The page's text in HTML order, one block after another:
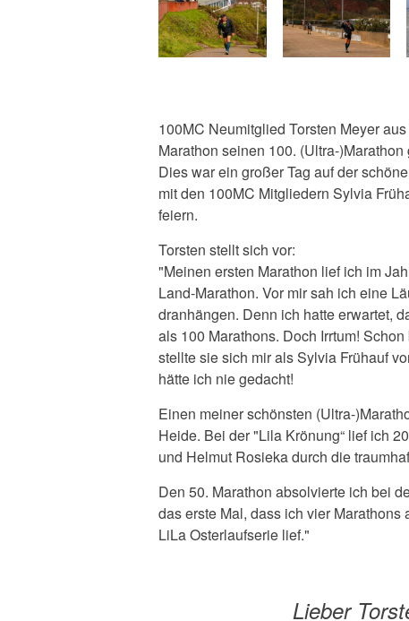
100MC Neumitglied Torsten Meyer
Marathon seinen 100. (Ultra-)Marathon
Dies war ein großer Tag auf der
mit den 100MC Mitgliedern Sylvia
feiern.
Torsten stellt sich vor:
"Meinen ersten Marathon lief ich im
Land-Marathon. Vor mir sah ich eine
dranhängen. Denn ich hatte erwartet,
als 100 Marathons. Doch Irrtum!
stellte sie sich mir als Sylvia Frühauf
hätte ich nie gedacht!
Einen meiner schönsten (Ultra-
Heide. Bei der "Lila Krönung“ lief ich
und Helmut Rosieka durch die
Den 50. Marathon absolvierte ich bei
das erste Mal, dass ich vier
LiLa Osterlaufserie lief."
Lieber